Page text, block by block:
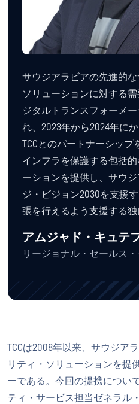
サウジアラビアの先進的
ソリューションに対する
ジタルトランスフォーメ
れ、2023年から2024年に
TCCとのパートナーシッ
インフラを保護する包括
ーションを提供し、サウ
ジ・ビジョン2030を支援
張を行えるよう支援する独
アムジャド・キュテ
リージョナル・セールス・
TCCは2008年以来、サウジア
リティ・ソリューションを提
ーである。今回の提携につい
ティ・サービス担当ゼネラル